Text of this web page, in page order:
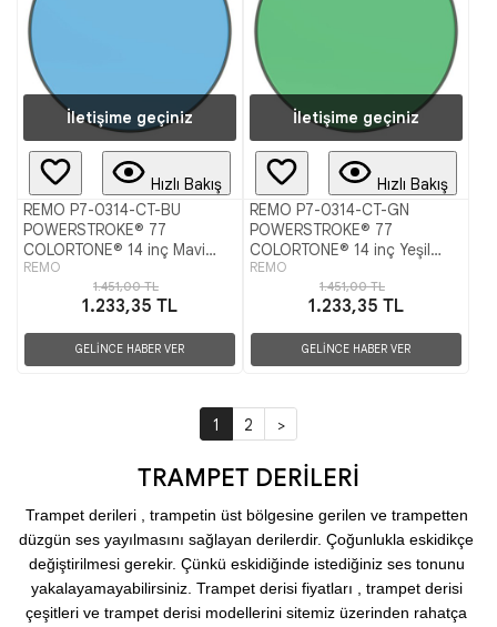
İletişime geçiniz
Hızlı Bakış
REMO P7-0314-CT-BU
POWERSTROKE® 77
COLORTONE® 14 inç Mavi
Trampet Derisi
REMO
1.451,00 TL
1.233,35 TL
GELİNCE HABER VER
İletişime geçiniz
Hızlı Bakış
REMO P7-0314-CT-GN
POWERSTROKE® 77
COLORTONE® 14 inç Yeşil
Trampet Derisi
REMO
1.451,00 TL
1.233,35 TL
GELİNCE HABER VER
1 2 >
TRAMPET DERİLERİ
Trampet derileri , trampetin üst bölgesine gerilen ve trampetten
düzgün ses yayılmasını sağlayan derilerdir. Çoğunlukla eskidikçe
değiştirilmesi gerekir. Çünkü eskidiğinde istediğiniz ses tonunu
yakalayamayabilirsiniz. Trampet derisi fiyatları , trampet derisi
çeşitleri ve trampet derisi modellerini sitemiz üzerinden rahatça